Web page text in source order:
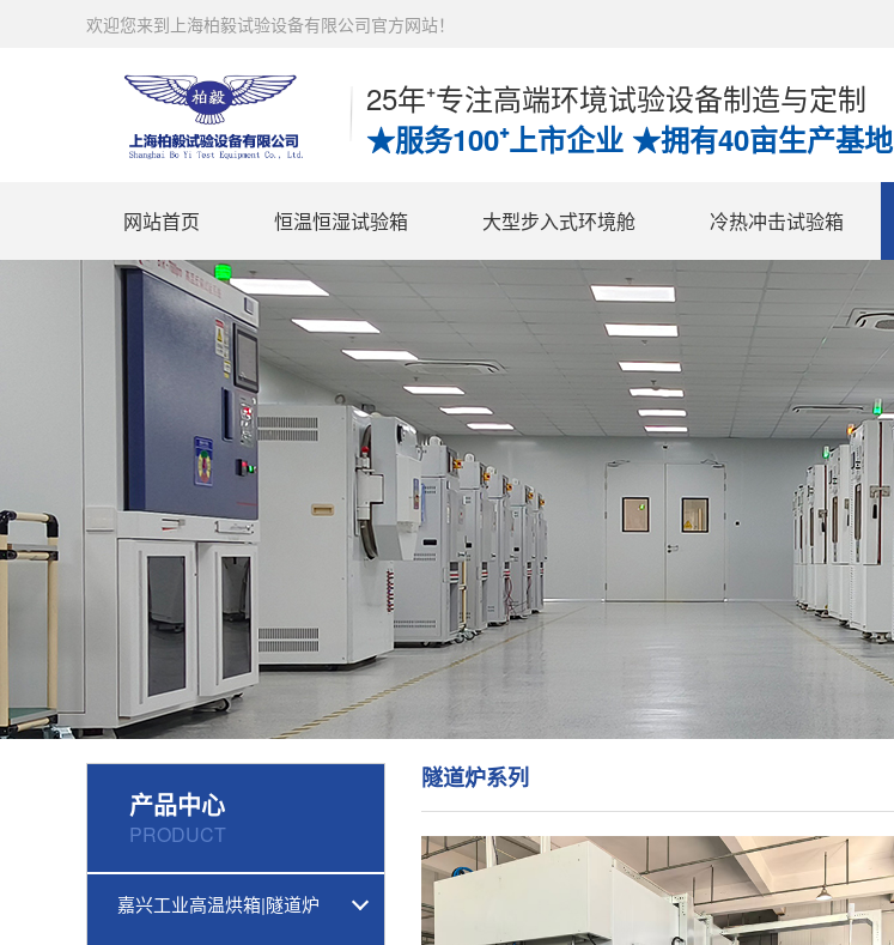
欢迎您来到上海柏毅试验设备有限公司官方网站！
25年⁺专注高端环境试验设备制造与定制
★服务100⁺上市企业 ★拥有40亩生产基地
网站首页 恒温恒湿试验箱 大型步入式环境舱 冷热冲击试验箱
产品中心
PRODUCT
嘉兴工业高温烘箱|隧道炉
隧道炉系列